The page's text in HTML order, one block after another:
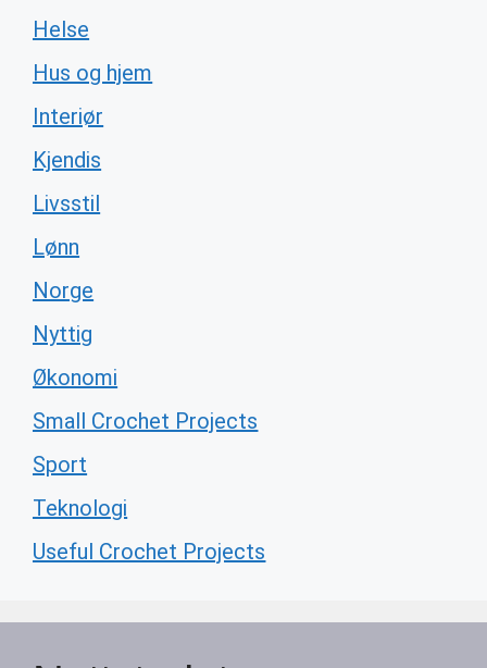
Helse
Hus og hjem
Interiør
Kjendis
Livsstil
Lønn
Norge
Nyttig
Økonomi
Small Crochet Projects
Sport
Teknologi
Useful Crochet Projects